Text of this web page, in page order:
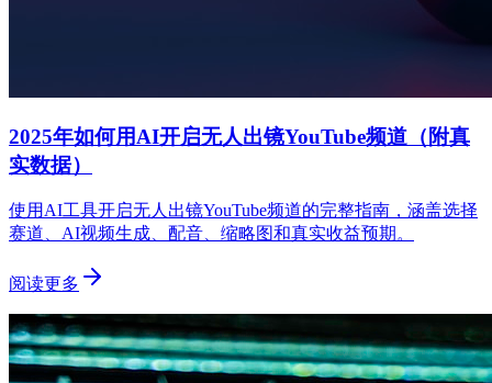
2025年如何用AI开启无人出镜YouTube频道（附真
实数据）
使用AI工具开启无人出镜YouTube频道的完整指南，涵盖选择
赛道、AI视频生成、配音、缩略图和真实收益预期。
阅读更多